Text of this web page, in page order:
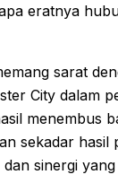
eratnya
sarat
City dalam
menembus
sekadar
sinergi